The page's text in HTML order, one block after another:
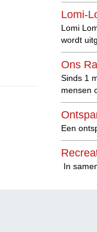
Lomi-
Lomi
wordt
Ons
Sinds 1
mensen
Een
In
De